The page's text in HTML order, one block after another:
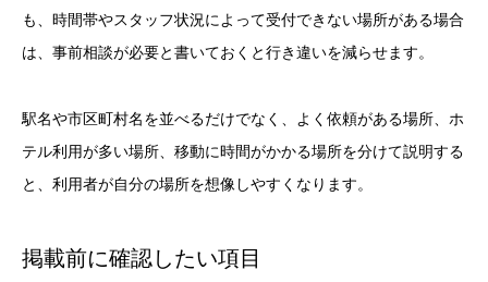
も、時間帯やスタッフ状況によって受付できない場所がある場合
は、事前相談が必要と書いておくと行き違いを減らせます。
駅名や市区町村名を並べるだけでなく、よく依頼がある場所、ホ
テル利用が多い場所、移動に時間がかかる場所を分けて説明する
と、利用者が自分の場所を想像しやすくなります。
掲載前に確認したい項目